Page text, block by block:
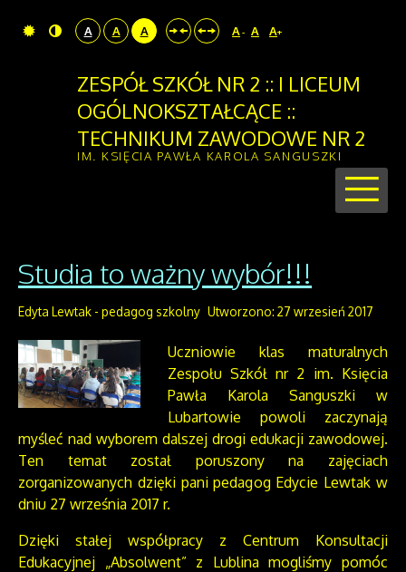
A A A A- A A+
ZESPÓŁ SZKÓŁ NR 2 :: I LICEUM
OGÓLNOKSZTAŁCĄCE ::
TECHNIKUM ZAWODOWE NR 2
IM. KSIĘCIA PAWŁA KAROLA SANGUSZKI
Studia to ważny wybór!!!
Edyta Lewtak - pedagog szkolny Utworzono: 27 wrzesień 2017
Uczniowie klas maturalnych
Zespołu Szkół nr 2 im. Księcia
Pawła Karola Sanguszki w
Lubartowie powoli zaczynają
myśleć nad wyborem dalszej drogi edukacji zawodowej.
Ten temat został poruszony na zajęciach
zorganizowanych dzięki pani pedagog Edycie Lewtak w
dniu 27 września 2017 r.
Dzięki stałej współpracy z Centrum Konsultacji
Edukacyjnej „Absolwent” z Lublina mogliśmy pomóc